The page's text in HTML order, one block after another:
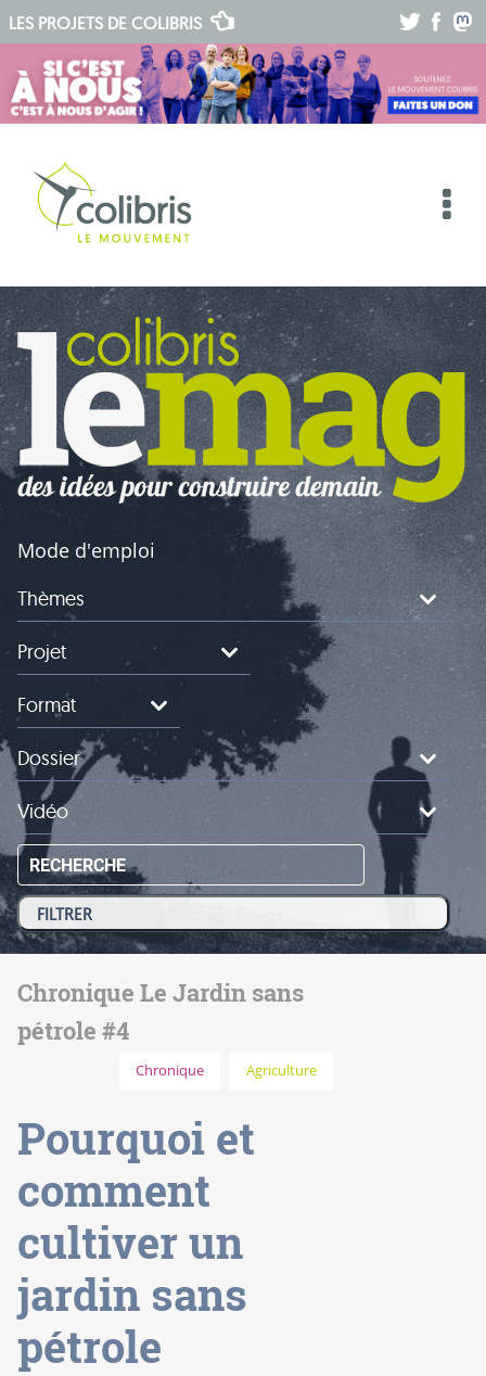
LES PROJETS DE COLIBRIS
Mode d'emploi
Thèmes
Projet
Format
Dossier
Vidéo
RECHERCHE
Chronique Le Jardin sans
pétrole #4
Chronique Agriculture
Pourquoi et
comment
cultiver un
jardin sans
pétrole